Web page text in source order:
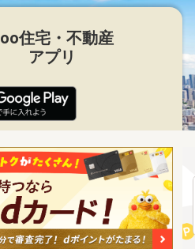
住宅・不動産
アプリ